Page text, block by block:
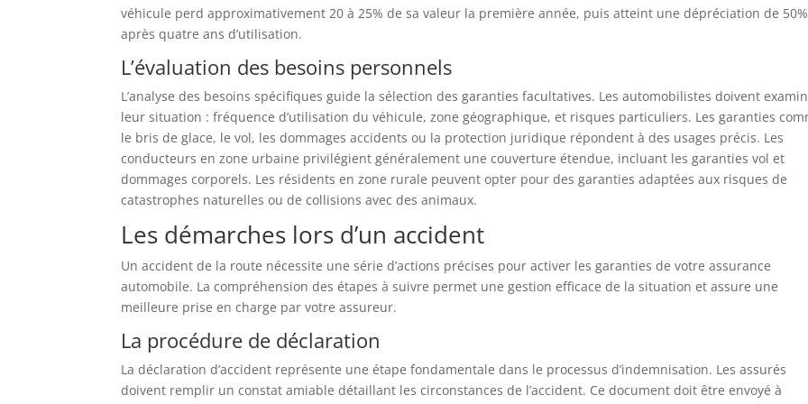
véhicule perd approximativement 20 à 25% de sa valeur la première année, puis atteint une dépréciation de 50%
après quatre ans d’utilisation.
L’évaluation des besoins personnels
L’analyse des besoins spécifiques guide la sélection des garanties facultatives. Les automobilistes doivent
leur situation : fréquence d’utilisation du véhicule, zone géographique, et risques particuliers. Les garanties
le bris de glace, le vol, les dommages accidents ou la protection juridique répondent à des usages précis. Les
conducteurs en zone urbaine privilégient généralement une couverture étendue, incluant les garanties vol et
dommages corporels. Les résidents en zone rurale peuvent opter pour des garanties adaptées aux risques de
catastrophes naturelles ou de collisions avec des animaux.
Les démarches lors d’un accident
Un accident de la route nécessite une série d’actions précises pour activer les garanties de votre assurance
automobile. La compréhension des étapes à suivre permet une gestion efficace de la situation et assure une
meilleure prise en charge par votre assureur.
La procédure de déclaration
La déclaration d’accident représente une étape fondamentale dans le processus d’indemnisation. Les assurés
doivent remplir un constat amiable détaillant les circonstances de l’accident. Ce document doit être envoyé à